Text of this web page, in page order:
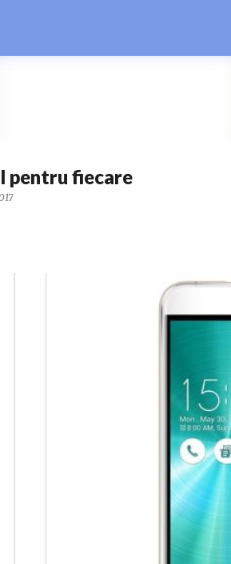
pentru fiecare